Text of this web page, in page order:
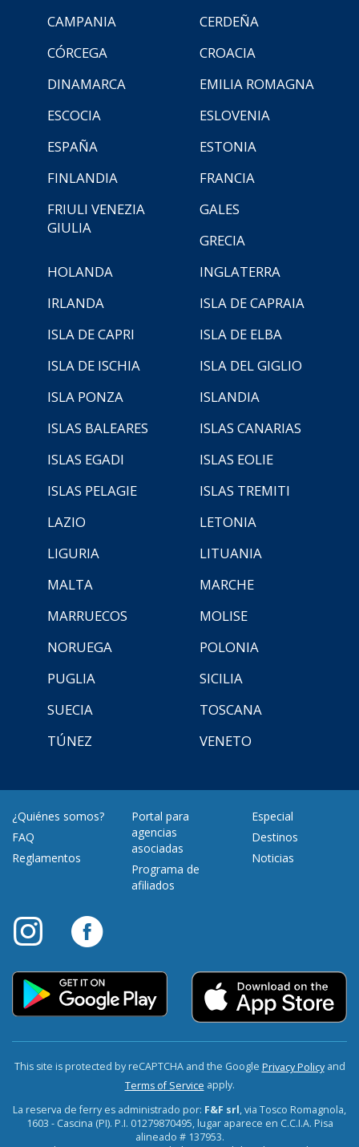
CAMPANIA
CERDEÑA
CÓRCEGA
CROACIA
DINAMARCA
EMILIA ROMAGNA
ESCOCIA
ESLOVENIA
ESPAÑA
ESTONIA
FINLANDIA
FRANCIA
FRIULI VENEZIA
GIULIA
GALES
GRECIA
HOLANDA
INGLATERRA
IRLANDA
ISLA DE CAPRAIA
ISLA DE CAPRI
ISLA DE ELBA
ISLA DE ISCHIA
ISLA DEL GIGLIO
ISLA PONZA
ISLANDIA
ISLAS BALEARES
ISLAS CANARIAS
ISLAS EGADI
ISLAS EOLIE
ISLAS PELAGIE
ISLAS TREMITI
LAZIO
LETONIA
LIGURIA
LITUANIA
MALTA
MARCHE
MARRUECOS
MOLISE
NORUEGA
POLONIA
PUGLIA
SICILIA
SUECIA
TOSCANA
TÚNEZ
VENETO
¿Quiénes somos?
FAQ
Reglamentos
Portal para
agencias
asociadas
Programa de
afiliados
Especial
Destinos
Noticias
This site is protected by reCAPTCHA and the Google Privacy Policyand
Terms of Service apply.
La reserva de ferry es administrado por: F&F srl, via Tosco Romagnola,
1603 - Cascina (PI). P.I. 01279870495, lugar aparece en C.C.I.A. Pisa
alineado # 137953.